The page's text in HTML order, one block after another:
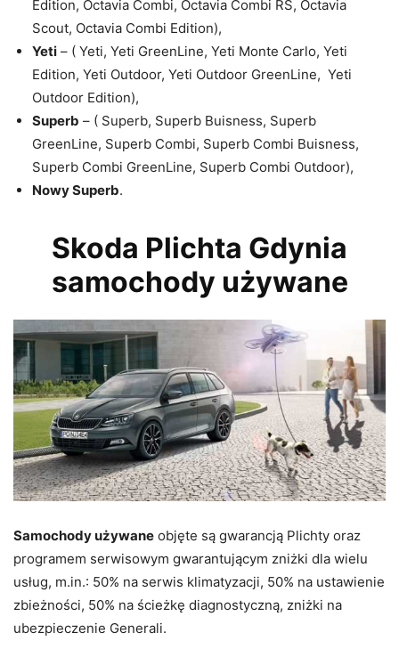
Edition, Octavia Combi, Octavia Combi RS, Octavia
Scout, Octavia Combi Edition),
Yeti – ( Yeti, Yeti GreenLine, Yeti Monte Carlo, Yeti
Edition, Yeti Outdoor, Yeti Outdoor GreenLine, Yeti
Outdoor Edition),
Superb – ( Superb, Superb Buisness, Superb
GreenLine, Superb Combi, Superb Combi Buisness,
Superb Combi GreenLine, Superb Combi Outdoor),
Nowy Superb.
Skoda Plichta Gdynia
samochody używane
Samochody używane objęte są gwarancją Plichty oraz
programem serwisowym gwarantującym zniżki dla wielu
usług, m.in.: 50% na serwis klimatyzacji, 50% na ustawienie
zbieżności, 50% na ścieżkę diagnostyczną, zniżki na
ubezpieczenie Generali.